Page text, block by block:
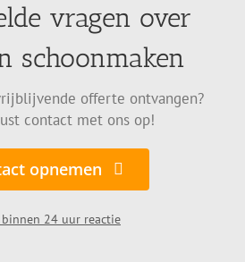
vragen over
schoonmaken
offerte ontvangen?
contact met ons op!
opnemen
24 uur reactie